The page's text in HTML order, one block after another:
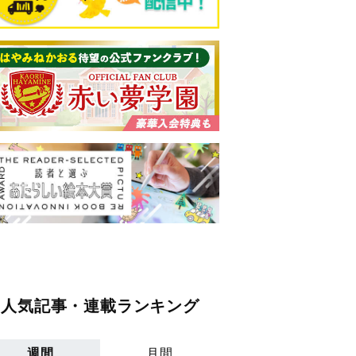
人気記事・連載ランキング